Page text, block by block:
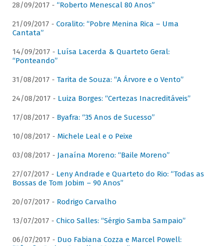
28/09/2017 - “Roberto Menescal 80 Anos”
21/09/2017 - Coralito: “Pobre Menina Rica – Uma
Cantata”
14/09/2017 - Luísa Lacerda & Quarteto Geral:
“Ponteando”
31/08/2017 - Tarita de Souza: “A Árvore e o Vento”
24/08/2017 - Luiza Borges: “Certezas Inacreditáveis”
17/08/2017 - Byafra: “35 Anos de Sucesso”
10/08/2017 - Michele Leal e o Peixe
03/08/2017 - Janaína Moreno: “Baile Moreno”
27/07/2017 - Leny Andrade e Quarteto do Rio: “Todas as
Bossas de Tom Jobim – 90 Anos”
20/07/2017 - Rodrigo Carvalho
13/07/2017 - Chico Salles: “Sérgio Samba Sampaio”
06/07/2017 - Duo Fabiana Cozza e Marcel Powell: